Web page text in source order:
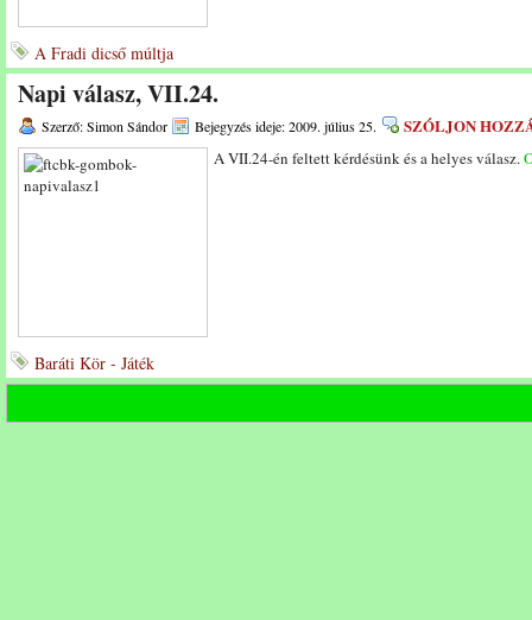
A Fradi dicső múltja
Napi válasz, VII.24.
Szerző: Simon Sándor Bejegyzés ideje: 2009. július 25. SZÓLJON
A VII.24-én feltett kérdésünk és a helyes válasz.
Baráti Kör - Játék